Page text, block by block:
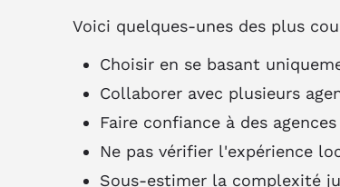
Voici quelques-unes des plus
Choisir en se basant
Collaborer avec plusieurs
Faire confiance à des
Ne pas vérifier l'expérience
Sous-estimer la complexité